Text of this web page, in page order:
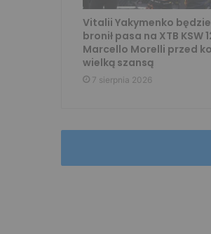
Vitalii Yakymenko będzie
bronił pasa na XTB KSW
Marcello Morelli przed
wielką szansą
7 sierpnia 2026